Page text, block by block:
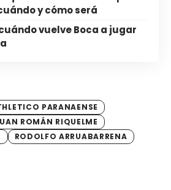
y cómo será
vuelve Boca a jugar
PARANAENSE
ROMÁN RIQUELME
RODOLFO ARRUABARRENA